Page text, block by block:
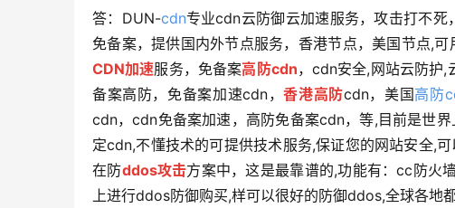
答：DUN-cdn专业cdn云防御云加速服务，攻击打不死
免备案，提供国内外节点服务，香港节点，美国节点,
CDN加速服务，免备案高防cdn，cdn安全,网站云防护
备案高防，免备案加速cdn，香港高防cdn，美国高防
cdn，cdn免备案加速，高防免备案cdn，等,目前是世
定cdn,不懂技术的可提供技术服务,保证您的网站安全,
在防ddos攻击方案中，这是最靠谱的,功能有：cc防火
上进行ddos防御购买,样可以很好的防御ddos,全球各地